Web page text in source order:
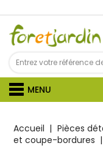
MENU
Accueil Pièces
et coupe-bordures